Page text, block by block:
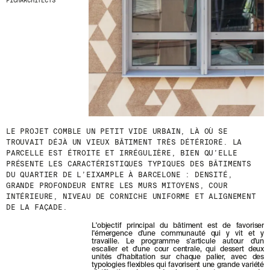
LE PROJET COMBLE UN PETIT VIDE URBAIN, LÀ OÙ SE
TROUVAIT DÉJÀ UN VIEUX BÂTIMENT TRÈS DÉTÉRIORÉ. LA
PARCELLE EST ÉTROITE ET IRRÉGULIÈRE, BIEN QU’ELLE
PRÉSENTE LES CARACTÉRISTIQUES TYPIQUES DES BÂTIMENTS
DU QUARTIER DE L’EIXAMPLE À BARCELONE : DENSITÉ,
GRANDE PROFONDEUR ENTRE LES MURS MITOYENS, COUR
INTÉRIEURE, NIVEAU DE CORNICHE UNIFORME ET ALIGNEMENT
DE LA FAÇADE.
L'objectif principal du bâtiment est de favoriser
l'émergence d'une communauté qui y vit et y
travaille. Le programme s'articule autour d'un
escalier et d'une cour centrale, qui dessert deux
unités d'habitation sur chaque palier, avec des
typologies flexibles qui favorisent une grande variété
U
A
L
I
T
É
S
E
N